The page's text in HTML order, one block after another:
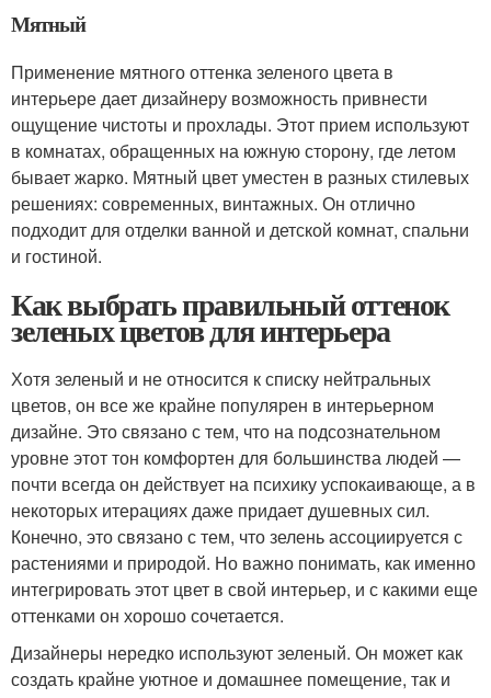
Мятный
Применение мятного оттенка зеленого цвета в
интерьере дает дизайнеру возможность привнести
ощущение чистоты и прохлады. Этот прием используют
в комнатах, обращенных на южную сторону, где летом
бывает жарко. Мятный цвет уместен в разных стилевых
решениях: современных, винтажных. Он отлично
подходит для отделки ванной и детской комнат, спальни
и гостиной.
Как выбрать правильный оттенок
зеленых цветов для интерьера
Хотя зеленый и не относится к списку нейтральных
цветов, он все же крайне популярен в интерьерном
дизайне. Это связано с тем, что на подсознательном
уровне этот тон комфортен для большинства людей —
почти всегда он действует на психику успокаивающе, а в
некоторых итерациях даже придает душевных сил.
Конечно, это связано с тем, что зелень ассоциируется с
растениями и природой. Но важно понимать, как именно
интегрировать этот цвет в свой интерьер, и с какими еще
оттенками он хорошо сочетается.
Дизайнеры нередко используют зеленый. Он может как
создать крайне уютное и домашнее помещение, так и